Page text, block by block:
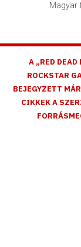
Magyar
A „RED
ROCKSTAR
BEJEGYZETT
CIKKEK A